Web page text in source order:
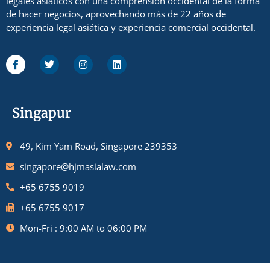
de hacer negocios, aprovechando más de 22 años de
experiencia legal asiática y experiencia comercial occidental.
Singapur
49, Kim Yam Road, Singapore 239353
singapore@hjmasialaw.com
+65 6755 9019
+65 6755 9017
Mon-Fri : 9:00 AM to 06:00 PM